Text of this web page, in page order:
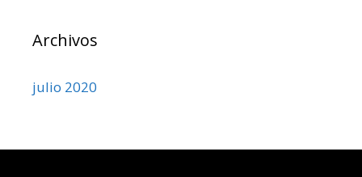
Archivos
julio 2020